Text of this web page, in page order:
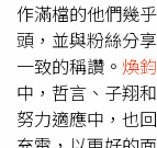
祝福大家新的一
接好「馬」年。
文廷期望下半年
作滿檔的他們幾
頭，並與粉絲分
一致的稱讚。 煥鈞
中，哲言、子翔
努力適應中，也